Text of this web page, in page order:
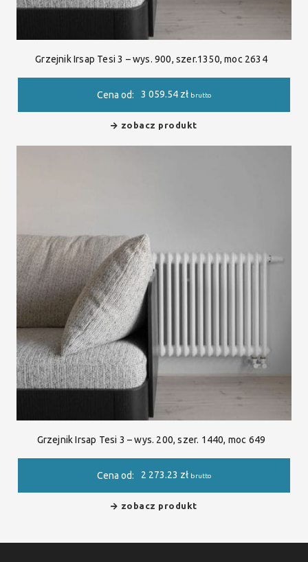
Grzejnik Irsap Tesi 3 – wys. 900, szer.1350, moc 2634
Cena od: 3 059.54 zł brutto
zobacz produkt
Grzejnik Irsap Tesi 3 – wys. 200, szer. 1440, moc 649
Cena od: 2 273.23 zł brutto
zobacz produkt